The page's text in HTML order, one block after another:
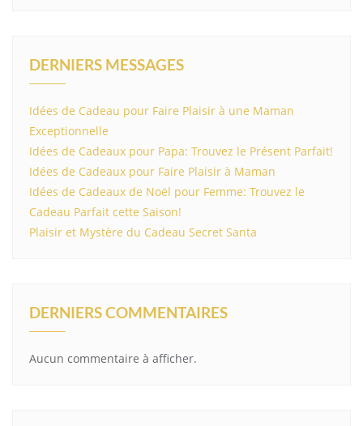
DERNIERS MESSAGES
Idées de Cadeau pour Faire Plaisir à une Maman
Exceptionnelle
Idées de Cadeaux pour Papa: Trouvez le Présent Parfait!
Idées de Cadeaux pour Faire Plaisir à Maman
Idées de Cadeaux de Noël pour Femme: Trouvez le
Cadeau Parfait cette Saison!
Plaisir et Mystère du Cadeau Secret Santa
DERNIERS COMMENTAIRES
Aucun commentaire à afficher.